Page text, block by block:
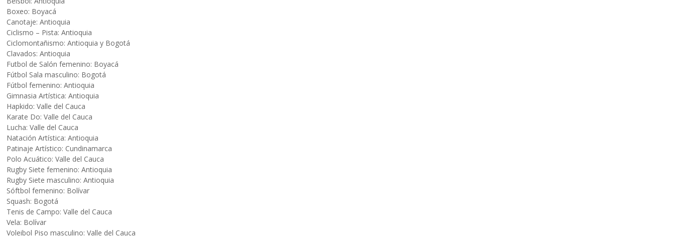
Boxeo: Boyacá
Canotaje: Antioquia
Ciclismo – Pista: Antioquia
Ciclomontañismo: Antioquia y Bogotá
Clavados: Antioquia
Futbol de Salón femenino: Boyacá
Fútbol Sala masculino: Bogotá
Fútbol femenino: Antioquia
Gimnasia Artística: Antioquia
Hapkido: Valle del Cauca
Karate Do: Valle del Cauca
Lucha: Valle del Cauca
Natación Artística: Antioquia
Patinaje Artístico: Cundinamarca
Polo Acuático: Valle del Cauca
Rugby Siete femenino: Antioquia
Rugby Siete masculino: Antioquia
Sóftbol femenino: Bolívar
Squash: Bogotá
Tenis de Campo: Valle del Cauca
Vela: Bolívar
Voleibol Piso masculino: Valle del Cauca